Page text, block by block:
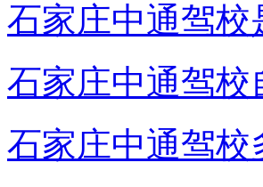
石家庄中通驾校
石家庄中通驾校
石家庄中通驾校